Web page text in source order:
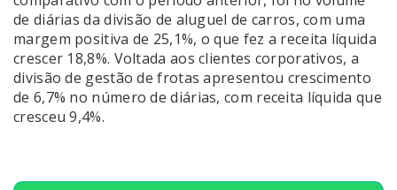
de diárias da divisão de aluguel de carros, com uma
margem positiva de 25,1%, o que fez a receita líquida
crescer 18,8%. Voltada aos clientes corporativos, a
divisão de gestão de frotas apresentou crescimento
de 6,7% no número de diárias, com receita líquida que
cresceu 9,4%.